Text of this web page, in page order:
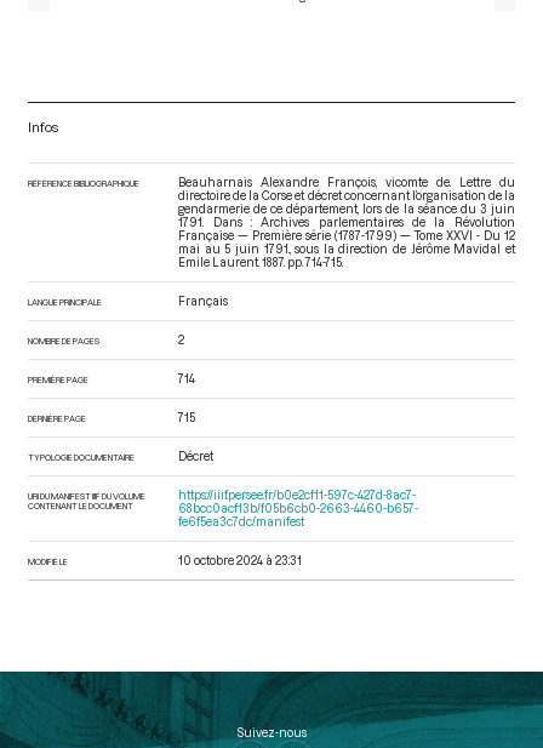
Infos
RÉFÉRENCE BIBLIOGRAPHIQUE
Beauharnais Alexandre François, vicomte de. Lettre du
directoire de la Corse et décret concernant l’organisation de la
gendarmerie de ce département, lors de la séance du 3 juin
1791. Dans : Archives parlementaires de la Révolution
Française — Première série (1787-1799) — Tome XXVI - Du 12
mai au 5 juin 1791.
, sous la direction de Jérôme Mavidal et
Emile Laurent. 1887. pp. 714-715.
LANGUE PRINCIPALE Français
NOMBRE DE PAGES 2
PREMIÈRE PAGE 714
DERNIÈRE PAGE 715
TYPOLOGIE DOCUMENTAIRE Décret
URI DU MANIFEST IIIF DU VOLUME
CONTENANT LE DOCUMENT
https://iiif.persee.fr/b0e2cf11-597c-427d-8ac7-
68bcc0acf13b/f05b6cb0-2663-4460-b657-
fe6f5ea3c7dc/manifest
MODIFIÉ LE 10 octobre 2024 à 23:31
Suivez-nous